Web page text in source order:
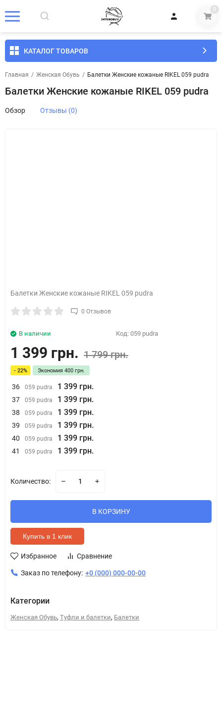
0
КАТАЛОГ ТОВАРОВ
Главная / Женская Обувь / Балетки Женские кожаные RIKEL 059 pudra
Балетки Женские кожаные RIKEL 059 pudra
Обзор Отзывы (0)
Балетки Женские кожаные RIKEL 059 pudra
0 Отзывов
В наличии Код: 059 pudra
1 399 грн. 1 799 грн.
- 22% Экономия 400 грн.
36 059 pudra 1 399 грн.
37 059 pudra 1 399 грн.
38 059 pudra 1 399 грн.
39 059 pudra 1 399 грн.
40 059 pudra 1 399 грн.
41 059 pudra 1 399 грн.
Количество:
В КОРЗИНУ
Купить в 1 клик
Избранное Сравнение
Заказ по телефону: +0 (000) 000-00-00
Категории
Женская Обувь, Туфли и балетки, Балетки